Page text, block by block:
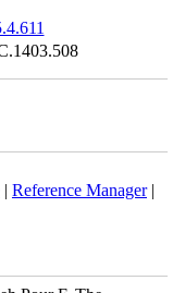
|Reference Manager